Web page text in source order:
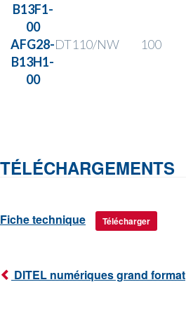
B13F1-
00
AFG28-
B13H1-
00
DT110/NW 100
TÉLÉCHARGEMENTS
Fiche technique Télécharger
DITEL numériques grand format